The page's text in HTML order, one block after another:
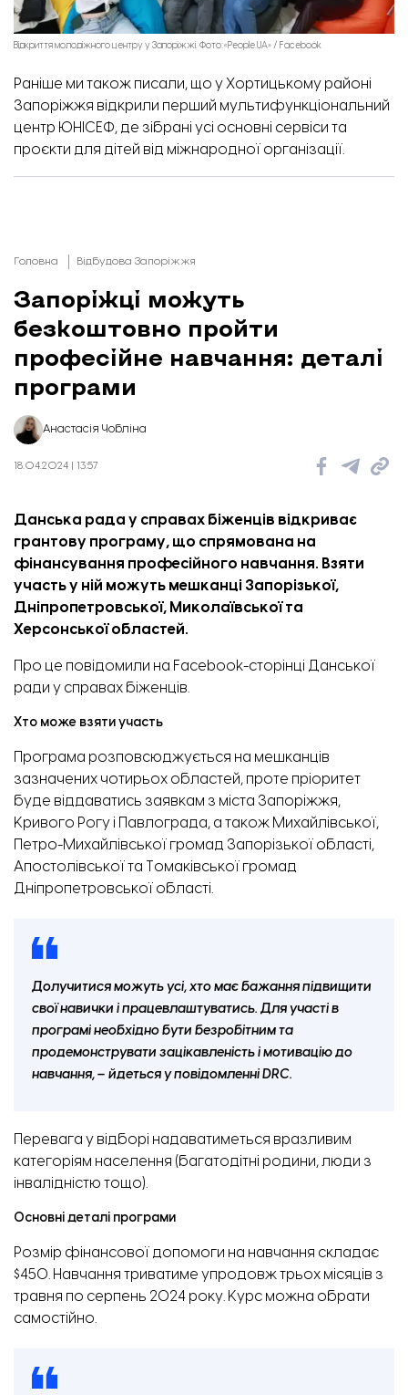
Відкриття молодіжного центру у Запоріжжі. Фото:«People.UA» / Facebook
Раніше ми також писали, що у Хортицькому районі
Запоріжжя відкрили перший мультифункціональний
центр ЮНІСЕФ, де зібрані усі основні сервіси та
проєкти для дітей від міжнародної організації.
Головна Відбудова Запоріжжя
Запоріжці можуть
безкоштовно пройти
професійне навчання: деталі
програми
Анастасія Чобліна
18.04.2024 | 13:57
Данська рада у справах біженців відкриває
грантову програму, що спрямована на
фінансування професійного навчання. Взяти
участь у ній можуть мешканці Запорізької,
Дніпропетровської, Миколаївської та
Херсонської областей.
Про це повідомили на Facebook-сторінці Данської
ради у справах біженців.
Хто може взяти участь
Програма розповсюджується на мешканців
зазначених чотирьох областей, проте пріоритет
буде віддаватись заявкам з міста Запоріжжя,
Кривого Рогу і Павлограда, а також Михайлівської,
Петро-Михайлівської громад Запорізької області,
Апостолівської та Томаківської громад
Дніпропетровської області.
Долучитися можуть усі, хто має бажання підвищити
свої навички і працевлаштуватись. Для участі в
програмі необхідно бути безробітним та
продемонструвати зацікавленість і мотивацію до
навчання, – йдеться у повідомленні DRC.
Перевага у відборі надаватиметься вразливим
категоріям населення (багатодітні родини, люди з
інвалідністю тощо).
Основні деталі програми
Розмір фінансової допомоги на навчання складає
$450. Навчання триватиме упродовж трьох місяців з
травня по серпень 2024 року. Курс можна обрати
самостійно.